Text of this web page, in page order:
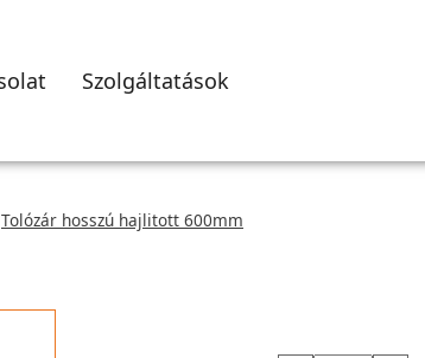
Szolgáltatások
Tolózár hosszú hajlitott 600mm